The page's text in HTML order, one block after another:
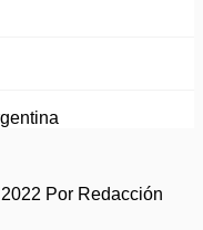
Por Redacción